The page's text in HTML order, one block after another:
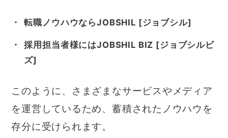
転職ノウハウならJOBSHIL [ジョブシル]
採用担当者様にはJOBSHIL BIZ [ジョブシルビ
ズ]
このように、さまざまなサービスやメディア
を運営しているため、蓄積されたノウハウを
存分に受けられます。